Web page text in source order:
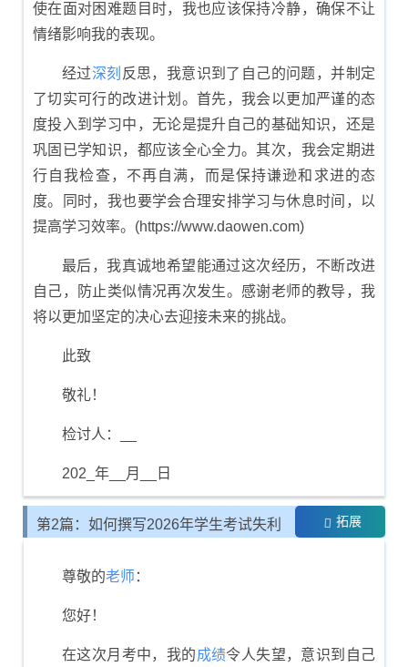
使在面对困难题目时，我也应该保持冷静，确保不让
情绪影响我的表现。
经过深刻 反思，我意识到了自己的问题，并制定
了切实可行的改进计划。首先，我会以更加严谨的态
度投入到学习中，无论是提升自己的基础知识，还是
巩固已学知识，都应该全心全力。其次，我会定期进
行自我检查，不再自满，而是保持谦逊和求进的态
度。同时，我也要学会合理安排学习与休息时间，以
提高学习效率。(https://www.daowen.com)
最后，我真诚地希望能通过这次经历，不断改进
自己，防止类似情况再次发生。感谢老师的教导，我
将以更加坚定的决心去迎接未来的挑战。
此致
敬礼！
检讨人：__
202_年__月__日
第2篇：如何撰写2026年学生考试失利 拓展
尊敬的老师 ：
您好！
在这次月考中，我的成绩令人失望，意识到自己